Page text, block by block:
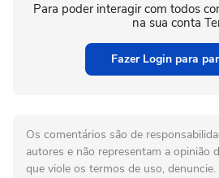
Para poder interagir com todos
na sua conta
Fazer Login para
Os comentários são de
autores e não representam a opinião
que viole os termos de uso, denuncie.